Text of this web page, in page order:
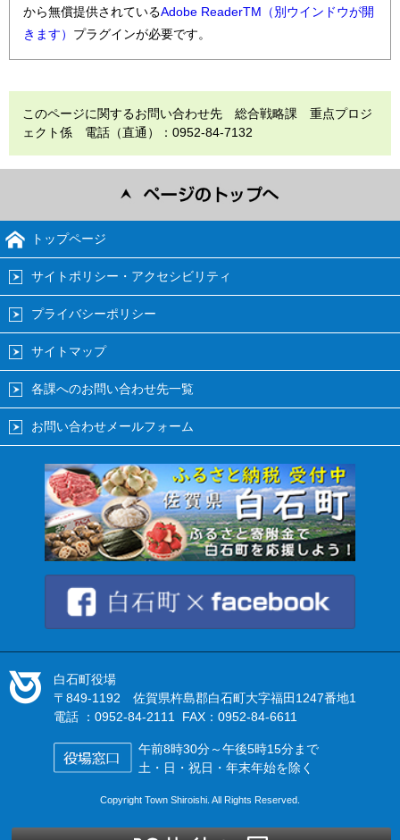
から無償提供されているAdobe ReaderTM（別ウインドウが開
きます） プラグインが必要です。
このページに関するお問い合わせ先 総合戦略課 重点プロジ
ェクト係 電話（直通）：0952-84-7132
トップページ
サイトポリシー・アクセシビリティ
プライバシーポリシー
サイトマップ
各課へのお問い合わせ先一覧
お問い合わせメールフォーム
白石町役場
〒849-1192 佐賀県杵島郡白石町大字福田1247番地1
電話 ：0952-84-2111 FAX：0952-84-6611
午前8時30分～午後5時15分まで
土・日・祝日・年末年始を除く
Copyright Town Shiroishi. All Rights Reserved.